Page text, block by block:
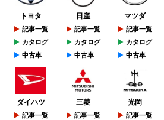
トヨタ
記事一覧
カタログ
中古車
日産
記事一覧
カタログ
中古車
マツダ
記事一覧
カタログ
中古車
ダイハツ
記事一覧
三菱
記事一覧
光岡
記事一覧